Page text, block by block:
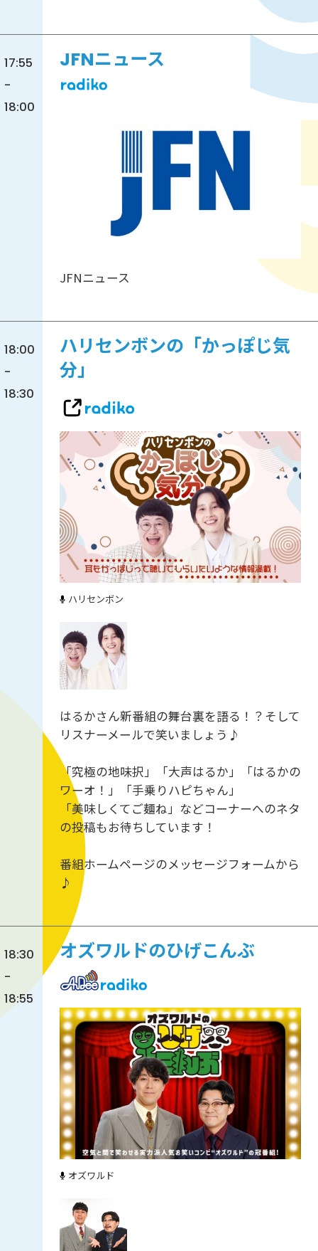
17:55
-
18:00
JFNニュース
JFNニュース
18:00
-
18:30
ハリセンボンの「かっぽじ気
分」
ハリセンボン
はるかさん新番組の舞台裏を語る！？そして
リスナーメールで笑いましょう♪
「究極の地味択」「大声はるか」「はるかの
ワーオ！」「手乗りハピちゃん」
「美味しくてご麺ね」などコーナーへのネタ
の投稿もお待ちしています！
番組ホームページのメッセージフォームから
♪
18:30
-
18:55
オズワルドのひげこんぶ
オズワルド